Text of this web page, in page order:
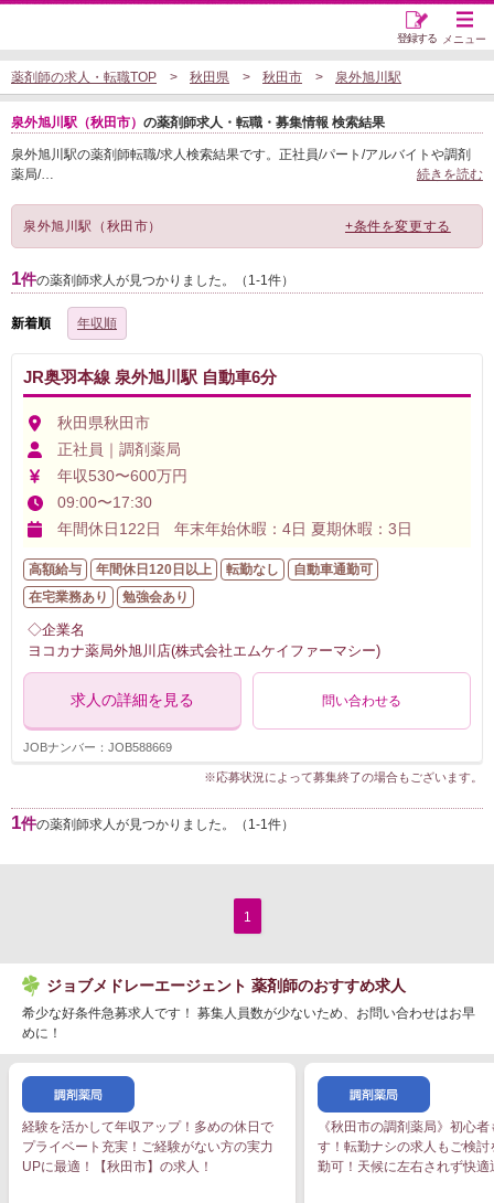
メニュー
登録する
薬剤師の求人・転職TOP 秋田県 秋田市 泉外旭川駅
泉外旭川駅（秋田市） の薬剤師求人・転職・募集情報 検索結果
泉外旭川駅の薬剤師転職/求人検索結果です。正社員/パート/アルバイトや調剤
薬局/… 続きを読む
泉外旭川駅（秋田市） +条件を変更する
1件の薬剤師求人が見つかりました。（1-1件）
新着順 年収順
JR奥羽本線 泉外旭川駅 自動車6分
秋田県秋田市
正社員｜調剤薬局
年収530〜600万円
09:00〜17:30
年間休日122日 年末年始休暇：4日 夏期休暇：3日
高額給与 年間休日120日以上 転勤なし
自動車通勤可
在宅業務あり
勉強会あり
◇企業名
ヨコカナ薬局外旭川店(株式会社エムケイファーマシー)
求人の詳細を見る 問い合わせる
JOBナンバー：JOB588669
※応募状況によって募集終了の場合もございます。
1件の薬剤師求人が見つかりました。（1-1件）
1
ジョブメドレーエージェント 薬剤師のおすすめ求人
希少な好条件急募求人です！ 募集人員数が少ないため、お問い合わせはお早
めに！
経験を活かして年収アップ！多めの休日で
プライベート充実！ご経験がない方の実力
UPに最適！【秋田市】の求人！
《秋田市の調剤薬局》初心
す！転勤ナシの求人もご検討
勤可！天候に左右されず快適